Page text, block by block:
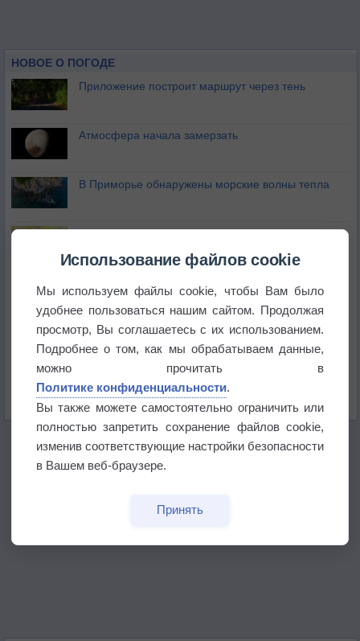
НОВОЕ О ПОГОДЕ
Приложение построит маршрут через тень
Атмосфера начала замерзать
В Приморье обнаружены морские волны тепла
Изменение климата повлияло на ареал обитания
Погода в Краснодаре 6 августа
Погода в Санкт-Петербурге 6 августа
Использование файлов cookie
Мы используем файлы cookie, чтобы Вам было
удобнее пользоваться нашим сайтом. Продолжая
просмотр, Вы соглашаетесь с их использованием.
Подробнее о том, как мы обрабатываем данные,
можно прочитать в
Политике конфиденциальности.
Вы также можете самостоятельно ограничить или
полностью запретить сохранение файлов cookie,
изменив соответствующие настройки безопасности
в Вашем веб-браузере.
Принять